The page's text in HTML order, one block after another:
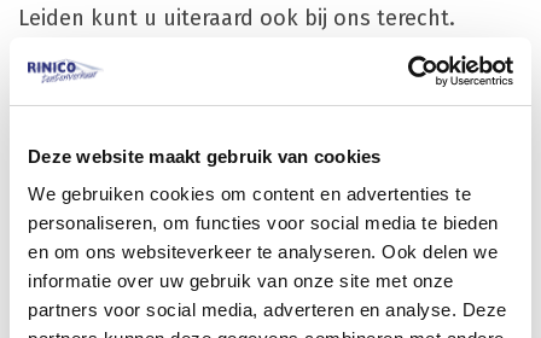
Deze website maakt gebruik van cookies
We gebruiken cookies om content en advertenties te
personaliseren, om functies voor social media te bieden
en om ons websiteverkeer te analyseren. Ook delen we
informatie over uw gebruik van onze site met onze
partners voor social media, adverteren en analyse. Deze
Leiden kunt u uiteraard ook bij ons terecht.
Hierbij moet u denken aan meubilair meubilair
met bijpassende tafels en statafels geplooide of
loungemeubilair en bijpassende barombouw en
achterwandkasten. Voor een complete
lichtinstallatie kunt u ook terecht bij Rinico. Denk
hierbij aan spots en kroonluchters. In de
wintermaanden is een verwarmde tent mogelijk
en in de zomer kunnen wij zorgen voor een airco